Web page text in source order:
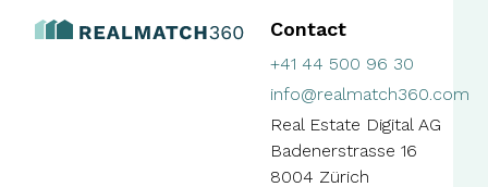
Contact
+41 44 500 96 30
info@realmatch360.com
Real Estate Digital AG
Badenerstrasse 16
8004 Zürich